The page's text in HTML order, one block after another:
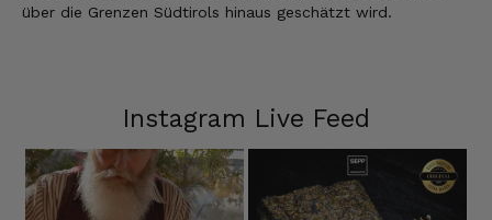
über die Grenzen Südtirols hinaus geschätzt wird.
Instagram Live Feed